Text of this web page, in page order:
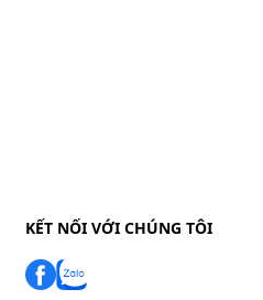
KẾT NỐI VỚI CHÚNG TÔI